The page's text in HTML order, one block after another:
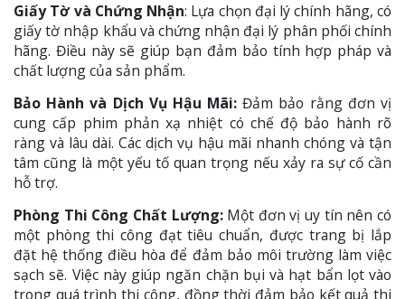
Giấy Tờ và Chứng Nhận: Lựa chọn đại lý chính hãng, có
giấy tờ nhập khẩu và chứng nhận đại lý phân phối chính
hãng. Điều này sẽ giúp bạn đảm bảo tính hợp pháp và
chất lượng của sản phẩm.
Bảo Hành và Dịch Vụ Hậu Mãi: Đảm bảo rằng đơn vị
cung cấp phim phản xạ nhiệt có chế độ bảo hành rõ
ràng và lâu dài. Các dịch vụ hậu mãi nhanh chóng và tận
tâm cũng là một yếu tố quan trọng nếu xảy ra sự cố cần
hỗ trợ.
Phòng Thi Công Chất Lượng:Một đơn vị uy tín nên có
một phòng thi công đạt tiêu chuẩn, được trang bị lắp
đặt hệ thống điều hòa để đảm bảo môi trường làm việc
sạch sẽ. Việc này giúp ngăn chặn bụi và hạt bẩn lọt vào
trong quá trình thi công, đồng thời đảm bảo kết quả thi